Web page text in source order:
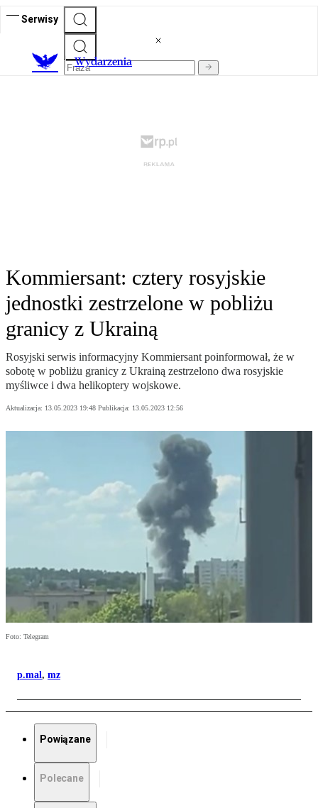
Serwisy
Wydarzenia
Kommiersant: cztery rosyjskie
jednostki zestrzelone w pobliżu
granicy z Ukrainą
Rosyjski serwis informacyjny Kommiersant poinformował, że w
sobotę w pobliżu granicy z Ukrainą zestrzelono dwa rosyjskie
myśliwce i dwa helikoptery wojskowe.
Aktualizacja: 13.05.2023 19:48 Publikacja: 13.05.2023 12:56
Foto: Telegram
p.mal, mz
Powiązane
Polecane